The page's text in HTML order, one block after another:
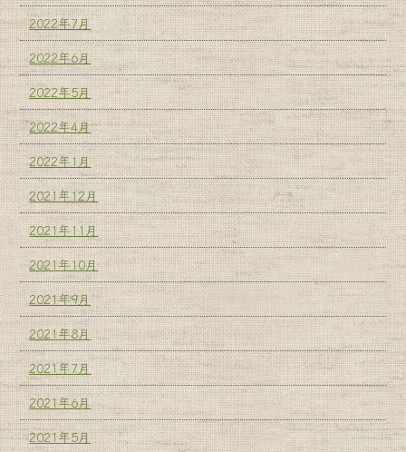
2022年7月
2022年6月
2022年5月
2022年4月
2022年1月
2021年12月
2021年11月
2021年10月
2021年9月
2021年8月
2021年7月
2021年6月
2021年5月